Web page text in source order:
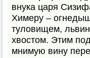
внука царя
Химеру –
туловищем,
хвостом. Этим
мнимую вину